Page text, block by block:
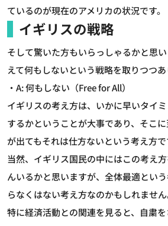
ているのが現在のアメリカの状況です。
イギリスの戦略
そして驚いた方もいらっしゃるかと思
えて何もしないという戦略を取りつつあ
・A: 何もしない（Free for All）
イギリスの考え方は、いかに早いタイ
するかということが大事であり、そこ
が出てもそれは仕方ないという考え方で
当然、イギリス国民の中にはこの考え
んいるかと思いますが、全体最適とい
らなくはない考え方なのかもしれません
特に経済活動との関連を見ると、自粛